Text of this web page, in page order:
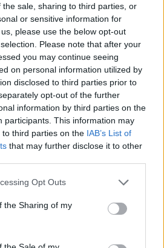
sale, sharing to third parties, or
or sensitive information for
please use the below opt-out
Please note that after your
you may continue seeing
on personal information utilized by
disclosed to third parties prior to
opt-out of the further
information by third parties on the
participants. This information may
third parties on the IAB’s List of
that may further disclose it to other
Opt Outs
the Sharing of my
[...] o bien que se reserve el
exigencia de la ejecución a costa
del coste de la rehabilitación,
sería contrario a lo establecido
propia Consejería”. Como
el escrito—: “La comunidad
ha concedido la subvención”, que
6 millones que se le habían
acordes con lo aprobado”
70% y no llegan al 15%”.